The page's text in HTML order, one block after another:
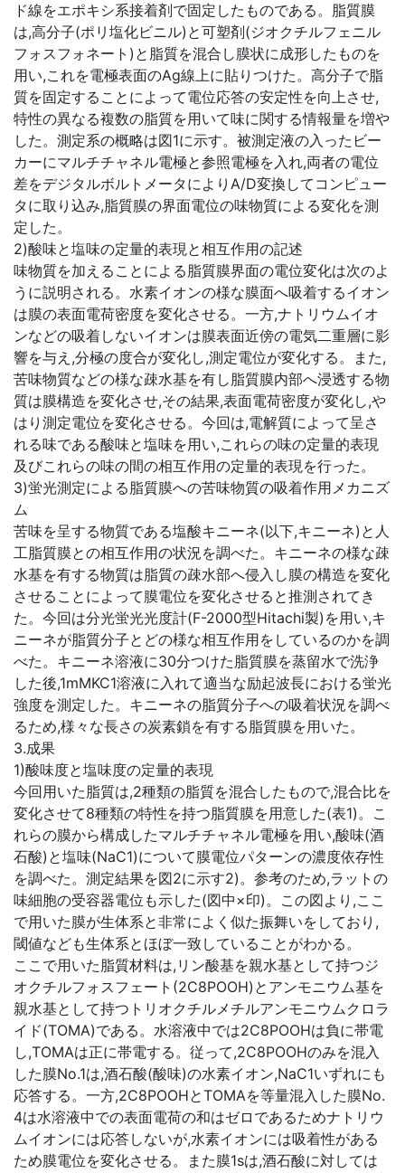
ド線をエポキシ系接着剤で固定したものである。脂質膜
は,高分子(ポリ塩化ビニル)と可塑剤(ジオクチルフェニル
フォスフォネート)と脂質を混合し膜状に成形したものを
用い,これを電極表面のAg線上に貼りつけた。高分子で脂
質を固定することによって電位応答の安定性を向上させ,
特性の異なる複数の脂質を用いて味に関する情報量を増や
した。測定系の概略は図1に示す。被測定液の入ったビー
カーにマルチチャネル電極と参照電極を入れ,両者の電位
差をデジタルボルトメータによりA/D変換してコンピュー
タに取り込み,脂質膜の界面電位の味物質による変化を測
定した。
2)酸味と塩味の定量的表現と相互作用の記述
味物質を加えることによる脂質膜界面の電位変化は次のよ
うに説明される。水素イオンの様な膜面へ吸着するイオン
は膜の表面電荷密度を変化させる。一方,ナトリウムイオ
ンなどの吸着しないイオンは膜表面近傍の電気二重層に影
響を与え,分極の度合が変化し,測定電位が変化する。また,
苦味物質などの様な疎水基を有し脂質膜内部へ浸透する物
質は膜構造を変化させ,その結果,表面電荷密度が変化し,や
はり測定電位を変化させる。今回は,電解質によって呈さ
れる味である酸味と塩味を用い,これらの味の定量的表現
及びこれらの味の間の相互作用の定量的表現を行った。
3)蛍光測定による脂質膜への苦味物質の吸着作用メカニズ
ム
苦味を呈する物質である塩酸キニーネ(以下,キニーネ)と人
工脂質膜との相互作用の状況を調べた。キニーネの様な疎
水基を有する物質は脂質の疎水部へ侵入し膜の構造を変化
させることによって膜電位を変化させると推測されてき
た。今回は分光蛍光光度計(F-2000型Hitachi製)を用い,キ
ニーネが脂質分子とどの様な相互作用をしているのかを調
べた。キニーネ溶液に30分つけた脂質膜を蒸留水で洗浄
した後,1mMKC1溶液に入れて適当な励起波長における蛍光
強度を測定した。キニーネの脂質分子への吸着状況を調べ
るため,様々な長さの炭素鎖を有する脂質膜を用いた。
3.成果
1)酸味度と塩味度の定量的表現
今回用いた脂質は,2種類の脂質を混合したもので,混合比を
変化させて8種類の特性を持つ脂質膜を用意した(表1)。こ
れらの膜から構成したマルチチャネル電極を用い,酸味(酒
石酸)と塩味(NaC1)について膜電位パターンの濃度依存性
を調べた。測定結果を図2に示す2)。参考のため,ラットの
味細胞の受容器電位も示した(図中×印)。この図より,ここ
で用いた膜が生体系と非常によく似た振舞いをしており,
閾値なども生体系とほぼ一致していることがわかる。
ここで用いた脂質材料は,リン酸基を親水基として持つジ
オクチルフォスフェート(2C8POOH)とアンモニウム基を
親水基として持つトリオクチルメチルアンモニウムクロラ
イド(TOMA)である。水溶液中では2C8POOHは負に帯電
し,TOMAは正に帯電する。従って,2C8POOHのみを混入
した膜No.1は,酒石酸(酸味)の水素イオン,NaC1いずれにも
応答する。一方,2C8POOHとTOMAを等量混入した膜No.
4は水溶液中での表面電荷の和はゼロであるためナトリウ
ムイオンには応答しないが,水素イオンには吸着性がある
ため膜電位を変化させる。また膜1sは,酒石酸に対しては